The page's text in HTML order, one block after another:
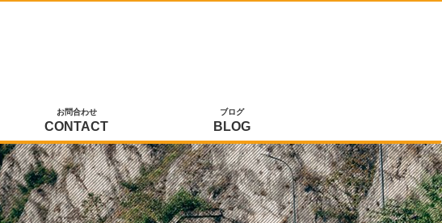
お問合わせ
CONTACT
ブログ
BLOG